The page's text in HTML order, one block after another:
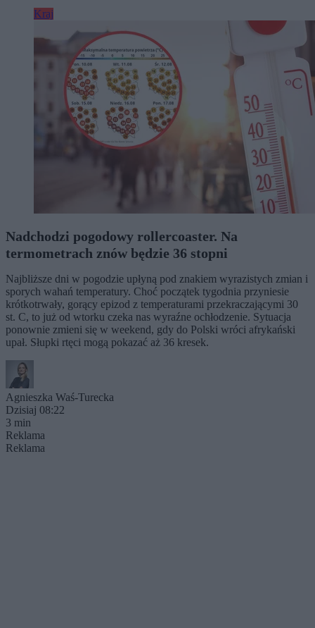
Kraj
Nadchodzi pogodowy rollercoaster. Na
termometrach znów będzie 36 stopni
Najbliższe dni w pogodzie upłyną pod znakiem wyrazistych zmian i
sporych wahań temperatury. Choć początek tygodnia przyniesie
krótkotrwały, gorący epizod z temperaturami przekraczającymi 30
st. C, to już od wtorku czeka nas wyraźne ochłodzenie. Sytuacja
ponownie zmieni się w weekend, gdy do Polski wróci afrykański
upał. Słupki rtęci mogą pokazać aż 36 kresek.
Agnieszka Waś-Turecka
Dzisiaj 08:22
3 min
Reklama
Reklama